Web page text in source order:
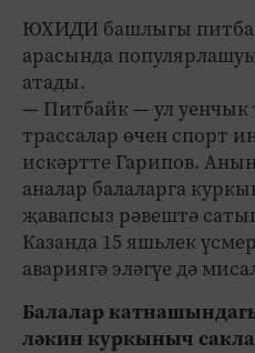
ЮХИДИ башлыгы
арасында
атады.
— Питбайк — ул уенчык
трассалар өчен спорт
искәртте Гарипов.
аналар балаларга
җавапсыз рәвештә
Казанда 15 яшьлек
авариягә эләгүе дә
Балалар
ләкин куркыныч